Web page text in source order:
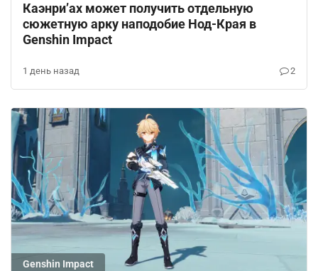
Каэнри’ах может получить отдельную
сюжетную арку наподобие Нод-Края в
Genshin Impact
1 день назад 2
Genshin Impact